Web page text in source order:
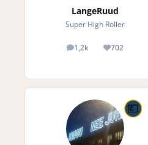
LangeRuud
Super High Roller
1,2k
posts 702
Reputation